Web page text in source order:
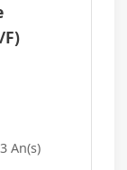
3 An(s)